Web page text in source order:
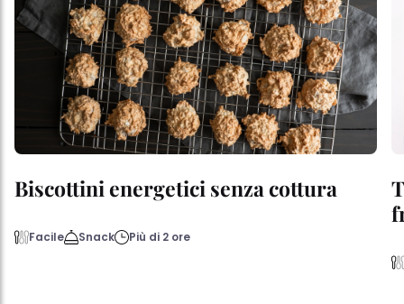
Biscottini energetici senza cottura
Facile Snack Più di 2 ore